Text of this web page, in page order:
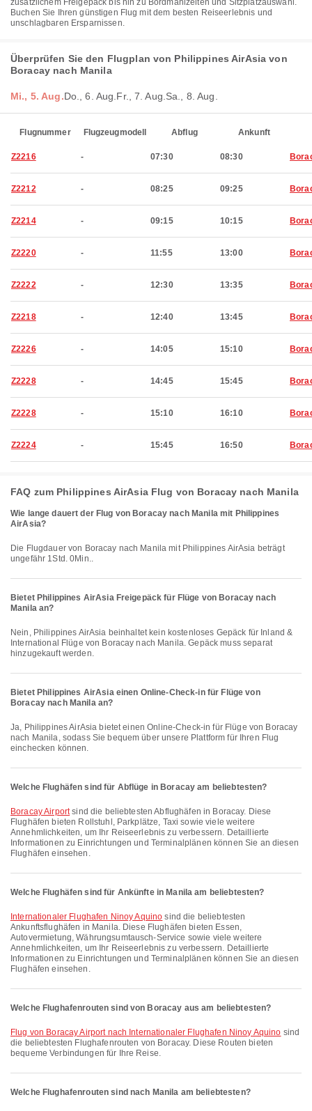
zusätzlichem Freigepäck bis hin zu Bordmahlzeiten und Sitzplatzauswahl.
Buchen Sie Ihren günstigen Flug mit dem besten Reiseerlebnis und
unschlagbaren Ersparnissen.
Überprüfen Sie den Flugplan von Philippines AirAsia von
Boracay nach Manila
Mi., 5. Aug.Do., 6. Aug. Fr., 7. Aug. Sa., 8. Aug.
Flugnummer Flugzeugmodell Abflug Ankunft
Z2216 - 07:30 08:30
Z2212 - 08:25 09:25
Z2214 - 09:15 10:15
Z2220 - 11:55 13:00
Z2222 - 12:30 13:35
Z2218 - 12:40 13:45
Z2226 - 14:05 15:10
Z2228 - 14:45 15:45
Z2228 - 15:10 16:10
Z2224 - 15:45 16:50
FAQ zum Philippines AirAsia Flug von Boracay nach Manila
Wie lange dauert der Flug von Boracay nach Manila mit Philippines
AirAsia?
Die Flugdauer von Boracay nach Manila mit Philippines AirAsia beträgt
ungefähr 1Std. 0Min..
Bietet Philippines AirAsia Freigepäck für Flüge von Boracay nach
Manila an?
Nein, Philippines AirAsia beinhaltet kein kostenloses Gepäck für Inland &
International Flüge von Boracay nach Manila. Gepäck muss separat
hinzugekauft werden.
Bietet Philippines AirAsia einen Online-Check-in für Flüge von
Boracay nach Manila an?
Ja, Philippines AirAsia bietet einen Online-Check-in für Flüge von Boracay
nach Manila, sodass Sie bequem über unsere Plattform für Ihren Flug
einchecken können.
Welche Flughäfen sind für Abflüge in Boracay am beliebtesten?
Boracay Airportsind die beliebtesten Abflughäfen in Boracay. Diese
Flughäfen bieten Rollstuhl, Parkplätze, Taxi sowie viele weitere
Annehmlichkeiten, um Ihr Reiseerlebnis zu verbessern. Detaillierte
Informationen zu Einrichtungen und Terminalplänen können Sie an diesen
Flughäfen einsehen.
Welche Flughäfen sind für Ankünfte in Manila am beliebtesten?
Internationaler Flughafen Ninoy Aquino sind die beliebtesten
Ankunftsflughäfen in Manila. Diese Flughäfen bieten Essen,
Autovermietung, Währungsumtausch-Service sowie viele weitere
Annehmlichkeiten, um Ihr Reiseerlebnis zu verbessern. Detaillierte
Informationen zu Einrichtungen und Terminalplänen können Sie an diesen
Flughäfen einsehen.
Welche Flughafenrouten sind von Boracay aus am beliebtesten?
Flug von Boracay Airport nach Internationaler Flughafen Ninoy Aquino sind
die beliebtesten Flughafenrouten von Boracay. Diese Routen bieten
bequeme Verbindungen für Ihre Reise.
Welche Flughafenrouten sind nach Manila am beliebtesten?